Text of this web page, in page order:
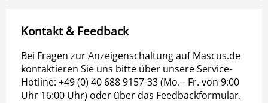
Kontakt & Feedback
Bei Fragen zur Anzeigenschaltung auf Mascus.de
kontaktieren Sie uns bitte über unsere Service-
Hotline: +49 (0) 40 688 9157-33 (Mo. - Fr. von 9:00
Uhr 16:00 Uhr) oder über das Feedbackformular.